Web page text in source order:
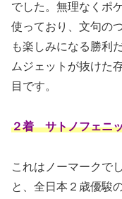
でした。無理なくポ
使っており、文句の
も楽しみになる勝利
ムジェットが抜けた
目です。
２着 サトノフェニ
これはノーマークで
と、全日本２歳優駿